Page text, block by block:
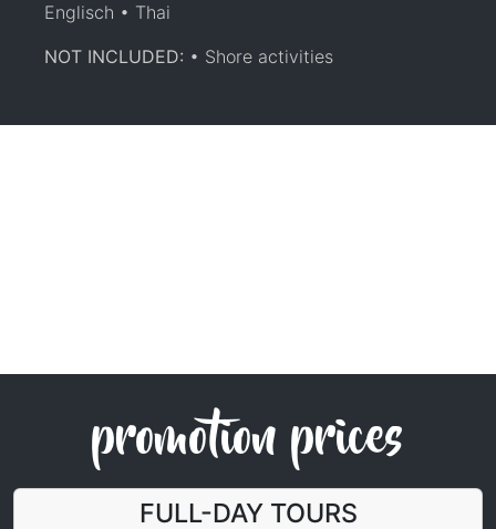
Englisch • Thai
NOT INCLUDED: • Shore activities
promotion prices
FULL-DAY TOURS